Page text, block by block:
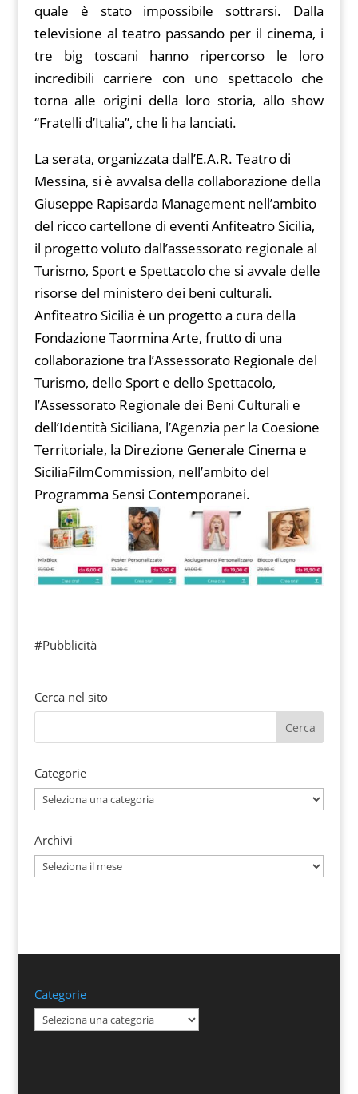
quale è stato impossibile sottrarsi. Dalla
televisione al teatro passando per il cinema, i
tre big toscani hanno ripercorso le loro
incredibili carriere con uno spettacolo che
torna alle origini della loro storia, allo show
“Fratelli d’Italia”, che li ha lanciati.
La serata, organizzata dall’E.A.R. Teatro di
Messina, si è avvalsa della collaborazione della
Giuseppe Rapisarda Management nell’ambito
del ricco cartellone di eventi Anfiteatro Sicilia,
il progetto voluto dall’assessorato regionale al
Turismo, Sport e Spettacolo che si avvale delle
risorse del ministero dei beni culturali.
Anfiteatro Sicilia è un progetto a cura della
Fondazione Taormina Arte, frutto di una
collaborazione tra l’Assessorato Regionale del
Turismo, dello Sport e dello Spettacolo,
l’Assessorato Regionale dei Beni Culturali e
dell’Identità Siciliana, l’Agenzia per la Coesione
Territoriale, la Direzione Generale Cinema e
SiciliaFilmCommission, nell’ambito del
Programma Sensi Contemporanei.
#Pubblicità
Cerca nel sito
Categorie
Categorie
Archivi
Archivi
Categorie
Categorie